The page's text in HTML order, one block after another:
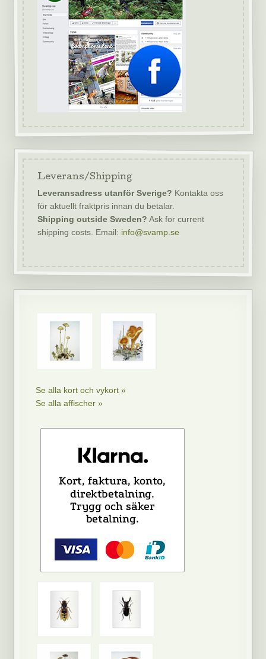
Leverans/Shipping
Leveransadress utanför Sverige? Kontakta oss
för aktuellt fraktpris innan du betalar.
Shipping outside Sweden? Ask for current
shipping costs. Email: info@svamp.se
Se alla kort och vykort »
Se alla affischer »